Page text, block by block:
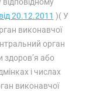
20.12.2011 )( У
виконавчої
орган
здоров’я або
і числах
виконавчої